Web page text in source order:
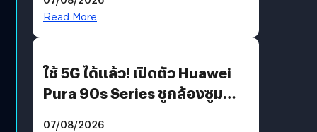
บริโภคและ B2B
Read More
ใช้ 5G ได้แล้ว! เปิดตัว Huawei
Pura 90s Series ชูกล้องซูม
07/08/2026